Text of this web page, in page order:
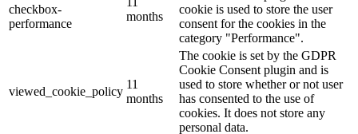
checkbox-
performance
months
cookie is used to store the user
consent for the cookies in the
category "Performance".
viewed_cookie_policy
11
months
The cookie is set by the GDPR
Cookie Consent plugin and is
used to store whether or not user
has consented to the use of
cookies. It does not store any
personal data.